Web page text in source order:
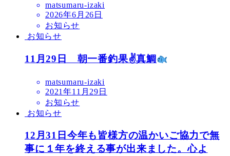
matsumaru-izaki
2026年6月26日
お知らせ
お知らせ
11月29日 朝一番釣果✌真鯛
matsumaru-izaki
2021年11月29日
お知らせ
お知らせ
12月31日今年も皆様方の温かいご協力で無
事に１年を終える事が出来ました。心よ